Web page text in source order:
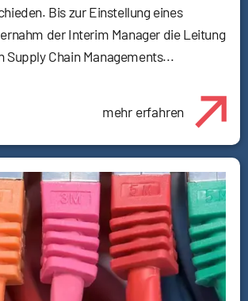
Bis zur Einstellung eines
der Interim Manager die Leitung
Chain Managements...
mehr erfahren